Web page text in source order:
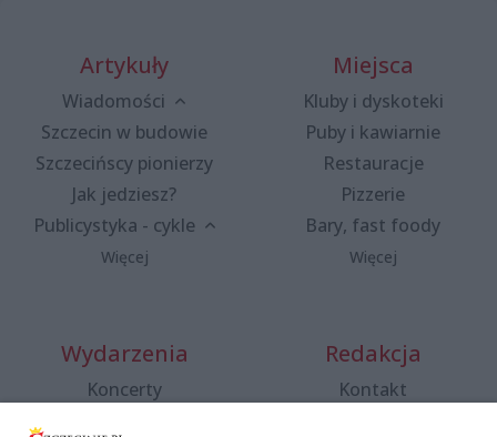
Artykuły
Wiadomości
Szczecin w budowie
Szczecińscy pionierzy
Jak jedziesz?
Publicystyka - cykle
Więcej
Miejsca
Kluby i dyskoteki
Puby i kawiarnie
Restauracje
Pizzerie
Bary, fast foody
Więcej
Wydarzenia
Koncerty
Redakcja
Kontakt